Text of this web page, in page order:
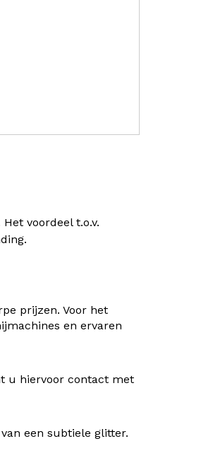
voordeel t.o.v.
prijzen. Voor het
en ervaren
u hiervoor contact met
een subtiele glitter.